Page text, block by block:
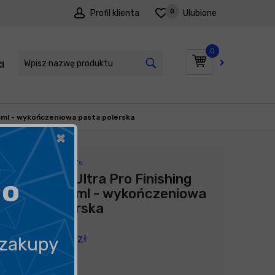
Profil klienta Ulubione
0
0
PROMOCJE
- wykończeniowa pasta polerska
Producent: Meguiar's
Meguiar's Ultra Pro Finishing
Polish 945ml - wykończeniowa
pasta polerska
249,00 zł
zł/ litr
×